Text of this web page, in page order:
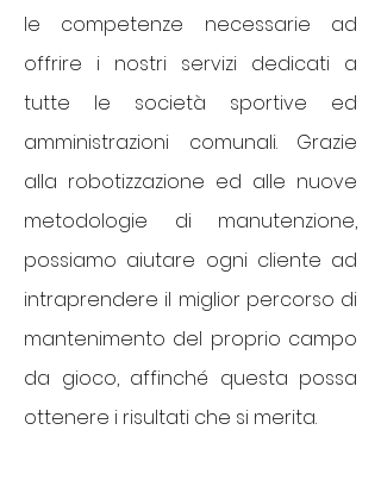
le competenze necessarie ad
offrire i nostri servizi dedicati a
tutte le società sportive ed
amministrazioni comunali. Grazie
alla robotizzazione ed alle nuove
metodologie di manutenzione,
possiamo aiutare ogni cliente ad
intraprendere il miglior percorso di
mantenimento del proprio campo
da gioco, affinché questa possa
ottenere i risultati che si merita.